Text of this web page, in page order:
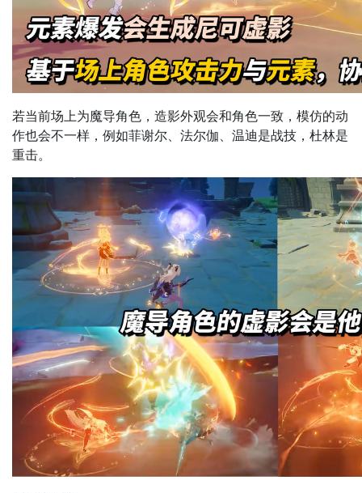
若当前场上为魔导角色，造影外观会和角色一致，模仿的动
作也会不一样，例如菲谢尔、法尔伽、温迪是战技，杜林是
重击。